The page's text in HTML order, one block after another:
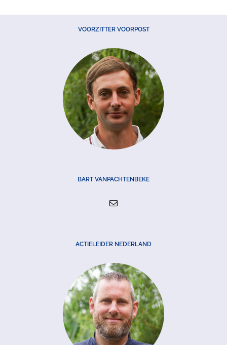
VOORZITTER VOORPOST
BART VANPACHTENBEKE
ACTIELEIDER NEDERLAND